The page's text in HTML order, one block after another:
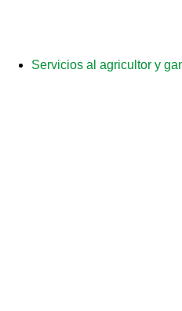
Servicios al agricultor y